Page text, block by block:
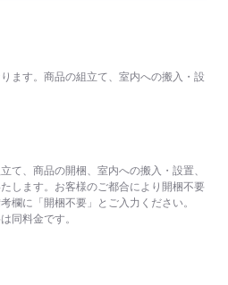
ます。商品の組立て、室内への搬入・設
て、商品の開梱、室内への搬入・設置、
します。お客様のご都合により開梱不要
欄に「開梱不要」とご入力ください。
同料金です。